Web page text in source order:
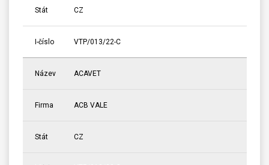
Stát CZ
I-číslo VTP/013/22-C
Název ACAVET
Firma ACB VALE
Stát CZ